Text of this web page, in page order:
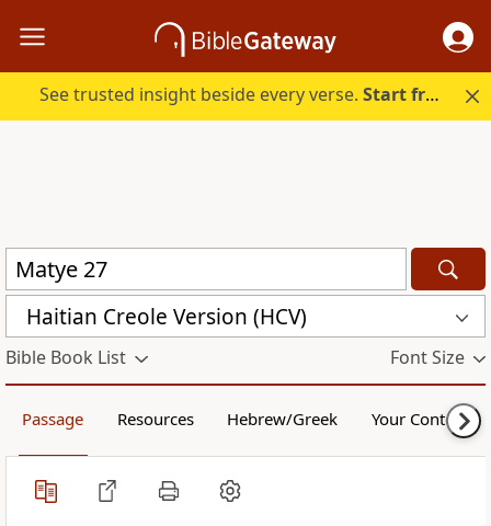
See trusted insight beside every verse.Start free.
Haitian Creole Version (HCV)
Bible Book List Font Size
Passage Resources Hebrew/Greek Your Content